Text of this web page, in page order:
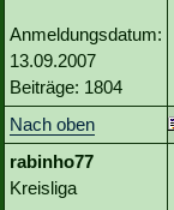
Anmeldungsdatum:
13.09.2007
Beiträge: 1804
Nach oben
rabinho77
Kreisliga